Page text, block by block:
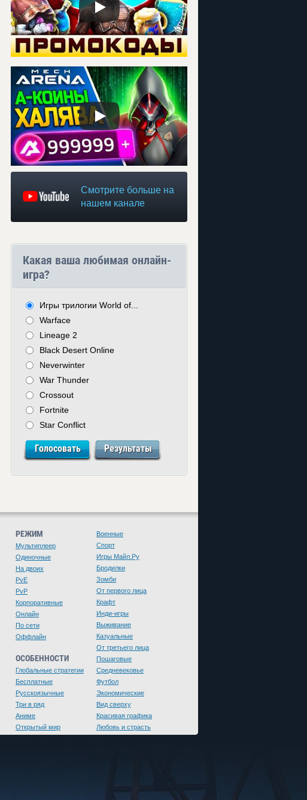
Смотрите больше на
нашем канале
Какая ваша любимая онлайн-
игра?
Игры трилогии World of...
Warface
Lineage 2
Black Desert Online
Neverwinter
War Thunder
Crossout
Fortnite
Star Conflict
РЕЖИМ
Мультиплеер
Одиночные
На двоих
PvE
PvP
Корпоративные
Онлайн
По сети
Оффлайн
ОСОБЕННОСТИ
Глобальные стратегии
Бесплатные
Русскоязычные
Три в ряд
Аниме
Открытый мир
Военные
Спорт
Игры Майл.Ру
Бродилки
Зомби
От первого лица
Крафт
Инди-игры
Выживание
Казуальные
От третьего лица
Пошаговые
Средневековье
Футбол
Экономические
Вид сверху
Красивая графика
Любовь и страсть